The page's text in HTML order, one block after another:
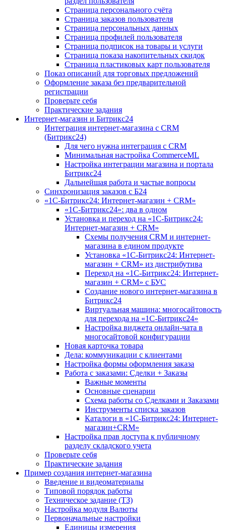
Страница персонального счёта
Страница заказов пользователя
Страница персональных данных
Страница профилей пользователя
Страница подписок на товары и услуги
Страница показа накопительных скидок
Страница пластиковых карт пользователя
Показ описаний для торговых предложений
Оформление заказа без предварительной
регистрации
Проверьте себя
Практические задания
Интернет-магазин и Битрикс24
Интеграция интернет-магазина с CRM
(Битрикс24)
Для чего нужна интеграция с CRM
Минимальная настройка CommerceML
Настройка интеграции магазина и портала
Битрикс24
Дальнейшая работа и частые вопросы
Синхронизация заказов с Б24
«1С-Битрикс24: Интернет-магазин + CRM»
«1С-Битрикс24»: два в одном
Установка и переход на «1С-Битрикс24:
Интернет-магазин + CRM»
Схемы получения CRM и интернет-
магазина в едином продукте
Установка «1С-Битрикс24: Интернет-
магазин + CRM» из дистрибутива
Переход на «1С-Битрикс24: Интернет-
магазин + CRM» с БУС
Создание нового интернет-магазина в
Битрикс24
Виртуальная машина: многосайтовость
для перехода на «1С-Битрикс24»
Настройка виджета онлайн-чата в
многосайтовой конфигурации
Новая карточка товара
Дела: коммуникации с клиентами
Настройка формы оформления заказа
Работа с заказами: Сделки + Заказы
Важные моменты
Основные сценарии
Схема работы со Сделками и Заказами
Инструменты списка заказов
Каталоги в «1С-Битрикс24: Интернет-
магазин+CRM»
Настройка прав доступа к публичному
разделу складского учета
Проверьте себя
Практические задания
Пример создания интернет-магазина
Введение и видеоматериалы
Типовой порядок работы
Техническое задание (ТЗ)
Настройка модуля Валюты
Первоначальные настройки
Единицы измерения